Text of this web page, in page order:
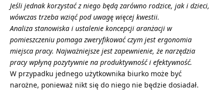
Jeśli jednak korzystać z niego będą zarówno rodzice, jak i dzieci,
wówczas trzeba wziąć pod uwagę więcej kwestii.
Analiza stanowiska i ustalenie koncepcji aranżacji w
pomieszczeniu pomaga zweryfikować czym jest ergonomia
miejsca pracy. Najważniejsze jest zapewnienie, że narzędzia
pracy wpłyną pozytywnie na produktywność i efektywność.
W przypadku jednego użytkownika biurko może być
narożne, ponieważ nikt się do niego nie będzie dosiadał.